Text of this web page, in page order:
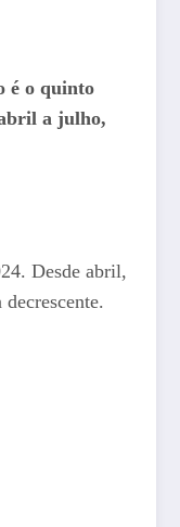
é o quinto
a julho,
Desde abril,